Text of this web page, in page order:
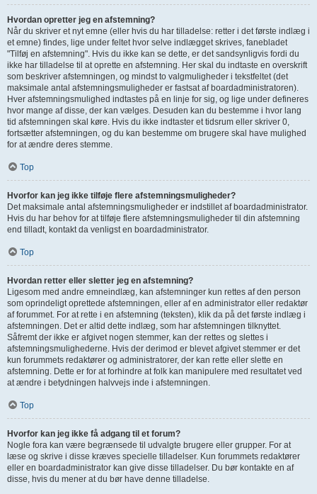
Hvordan opretter jeg en afstemning?
Når du skriver et nyt emne (eller hvis du har tilladelse: retter i det første indlæg i
et emne) findes, lige under feltet hvor selve indlægget skrives, fanebladet
"Tilføj en afstemning". Hvis du ikke kan se dette, er det sandsynligvis fordi du
ikke har tilladelse til at oprette en afstemning. Her skal du indtaste en overskrift
som beskriver afstemningen, og mindst to valgmuligheder i tekstfeltet (det
maksimale antal afstemningsmuligheder er fastsat af boardadministratoren).
Hver afstemningsmulighed indtastes på en linje for sig, og lige under defineres
hvor mange af disse, der kan vælges. Desuden kan du bestemme i hvor lang
tid afstemningen skal køre. Hvis du ikke indtaster et tidsrum eller skriver 0,
fortsætter afstemningen, og du kan bestemme om brugere skal have mulighed
for at ændre deres stemme.
Top
Hvorfor kan jeg ikke tilføje flere afstemningsmuligheder?
Det maksimale antal afstemningsmuligheder er indstillet af boardadministrator.
Hvis du har behov for at tilføje flere afstemningsmuligheder til din afstemning
end tilladt, kontakt da venligst en boardadministrator.
Top
Hvordan retter eller sletter jeg en afstemning?
Ligesom med andre emneindlæg, kan afstemninger kun rettes af den person
som oprindeligt oprettede afstemningen, eller af en administrator eller redaktør
af forummet. For at rette i en afstemning (teksten), klik da på det første indlæg i
afstemningen. Det er altid dette indlæg, som har afstemningen tilknyttet.
Såfremt der ikke er afgivet nogen stemmer, kan der rettes og slettes i
afstemningsmulighederne. Hvis der derimod er blevet afgivet stemmer er det
kun forummets redaktører og administratorer, der kan rette eller slette en
afstemning. Dette er for at forhindre at folk kan manipulere med resultatet ved
at ændre i betydningen halvvejs inde i afstemningen.
Top
Hvorfor kan jeg ikke få adgang til et forum?
Nogle fora kan være begrænsede til udvalgte brugere eller grupper. For at
læse og skrive i disse kræves specielle tilladelser. Kun forummets redaktører
eller en boardadministrator kan give disse tilladelser. Du bør kontakte en af
disse, hvis du mener at du bør have denne tilladelse.